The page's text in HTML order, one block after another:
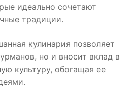
идеально сочетают
традиции.
кулинария позволяет
но и вносит вклад в
культуру, обогащая ее